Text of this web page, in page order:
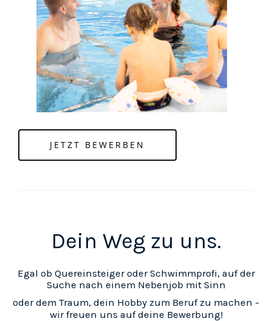
JETZT BEWERBEN
Dein Weg zu uns.
Egal ob Quereinsteiger oder Schwimmprofi, auf der
Suche nach einem Nebenjob mit Sinn
oder dem Traum, dein Hobby zum Beruf zu machen -
wir freuen uns auf deine Bewerbung!